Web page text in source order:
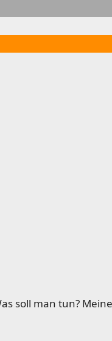
soll man tun?